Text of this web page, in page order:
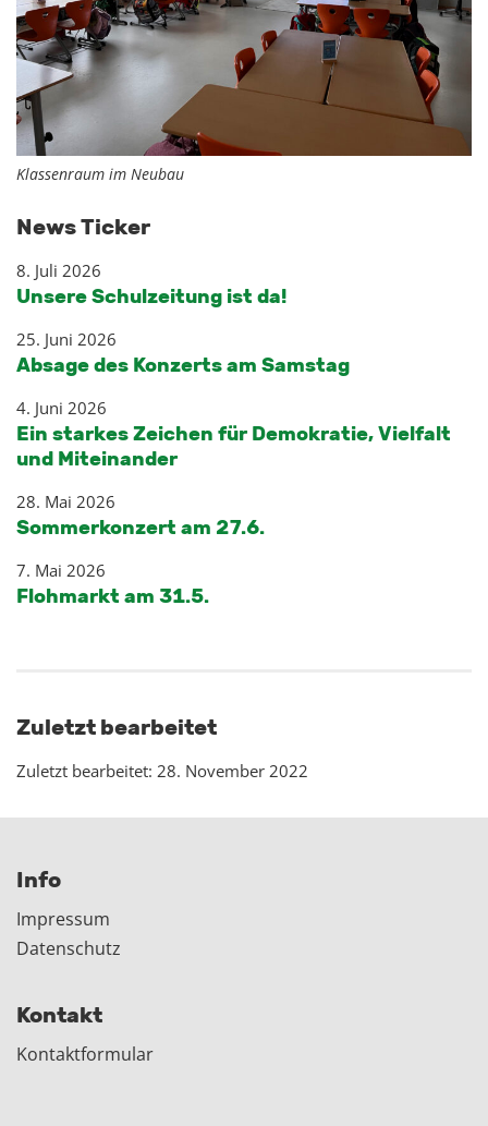
Klassenraum im Neubau
News Ticker
8. Juli 2026
Unsere Schulzeitung ist da!
25. Juni 2026
Absage des Konzerts am Samstag
4. Juni 2026
Ein starkes Zeichen für Demokratie, Vielfalt
und Miteinander
28. Mai 2026
Sommerkonzert am 27.6.
7. Mai 2026
Flohmarkt am 31.5.
Zuletzt bearbeitet
Zuletzt bearbeitet: 28. November 2022
Info
Impressum
Datenschutz
Kontakt
Kontaktformular